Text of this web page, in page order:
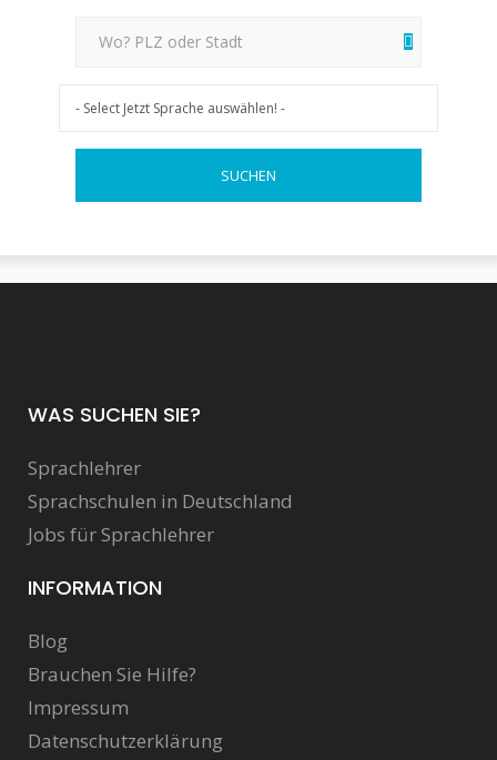
WAS SUCHEN SIE?
Sprachlehrer
Sprachschulen in Deutschland
Jobs für Sprachlehrer
INFORMATION
Blog
Brauchen Sie Hilfe?
Impressum
Datenschutzerklärung